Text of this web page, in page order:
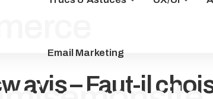
Email Marketing
avis – Faut-il